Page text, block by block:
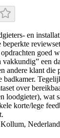
en
goed
vakkundig” een
andere klant die
badkamer.
over
loodgieter), wat
korte/lege
Nederland